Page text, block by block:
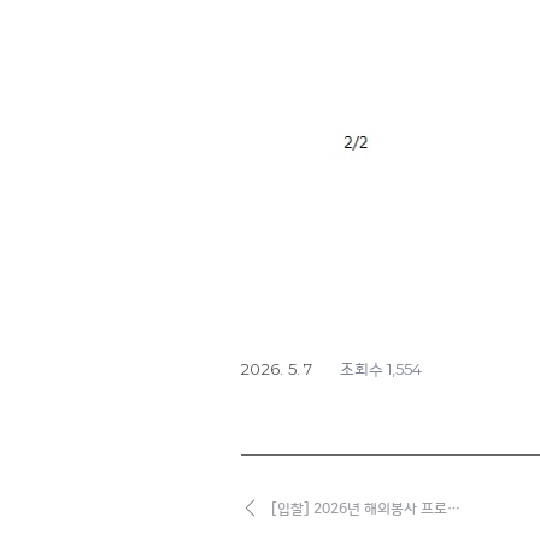
2026. 5. 7 조회수 1,554
[입찰] 2026년 해외봉사 프로…